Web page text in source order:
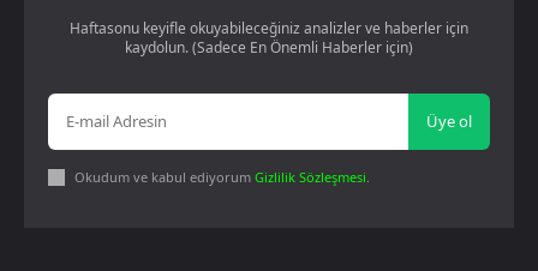
Haftasonu keyifle okuyabileceğiniz analizler ve haberler için
kaydolun. (Sadece En Önemli Haberler için)
Üye ol
Okudum ve kabul ediyorum Gizlilik Sözleşmesi